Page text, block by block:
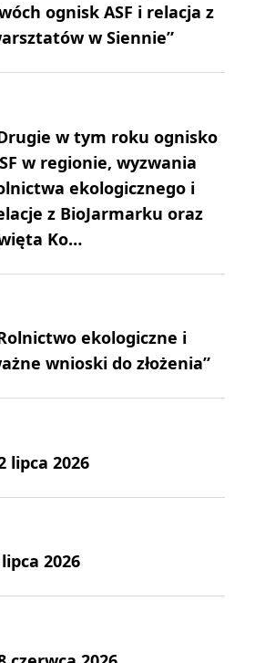
ognisk ASF i relacja z
w Siennie”
w tym roku ognisko
w regionie, wyzwania
ekologicznego i
z BioJarmarku oraz
Ko…
ekologiczne i
wnioski do złożenia”
lipca 2026
2026